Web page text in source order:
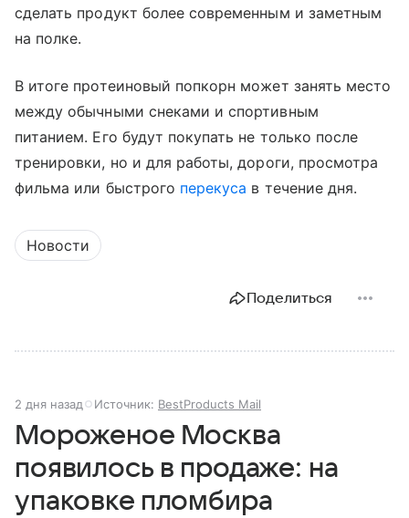
сделать продукт более современным и заметным
на полке.
В итоге протеиновый попкорн может занять место
между обычными снеками и спортивным
питанием. Его будут покупать не только после
тренировки, но и для работы, дороги, просмотра
фильма или быстрого перекуса в течение дня.
Новости
Поделиться
2 дня назад Источник: BestProducts Mail
Мороженое Москва
появилось в продаже: на
упаковке пломбира